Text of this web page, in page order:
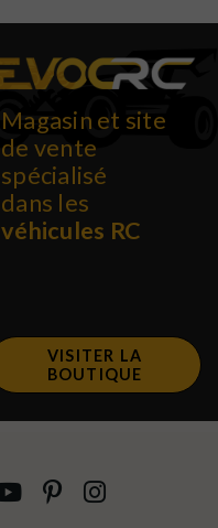
Magasin et site
de vente
spécialisé
dans les
véhicules RC
VISITER LA
BOUTIQUE